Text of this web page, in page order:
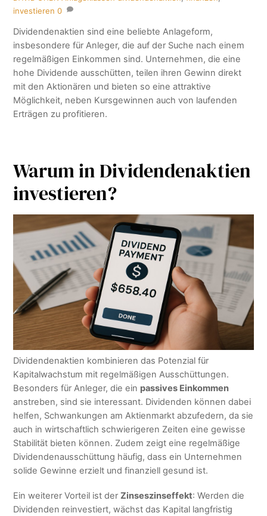
investieren 0
Dividendenaktien sind eine beliebte Anlageform,
insbesondere für Anleger, die auf der Suche nach einem
regelmäßigen Einkommen sind. Unternehmen, die eine
hohe Dividende ausschütten, teilen ihren Gewinn direkt
mit den Aktionären und bieten so eine attraktive
Möglichkeit, neben Kursgewinnen auch von laufenden
Erträgen zu profitieren.
Warum in Dividendenaktien
investieren?
Dividendenaktien kombinieren das Potenzial für
Kapitalwachstum mit regelmäßigen Ausschüttungen.
Besonders für Anleger, die ein passives Einkommen
anstreben, sind sie interessant. Dividenden können dabei
helfen, Schwankungen am Aktienmarkt abzufedern, da sie
auch in wirtschaftlich schwierigeren Zeiten eine gewisse
Stabilität bieten können. Zudem zeigt eine regelmäßige
Dividendenausschüttung häufig, dass ein Unternehmen
solide Gewinne erzielt und finanziell gesund ist.
Ein weiterer Vorteil ist derZinseszinseffekt: Werden die
Dividenden reinvestiert, wächst das Kapital langfristig